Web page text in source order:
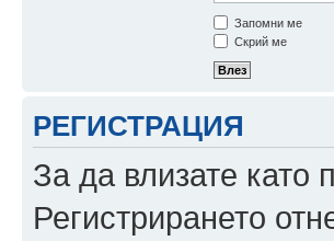
Запомни ме
Скрий ме
РЕГИСТРАЦИЯ
За да влизате като
Регистрирането